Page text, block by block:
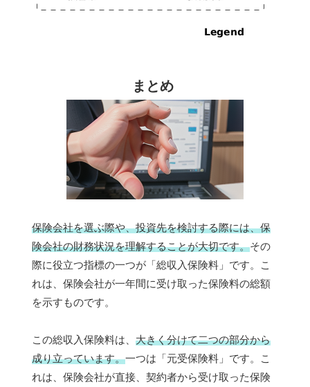
まとめ
保険会社を選ぶ際や、投資先を検討する際には、保
険会社の財務状況を理解することが大切です。その
際に役立つ指標の一つが「総収入保険料」です。こ
れは、保険会社が一年間に受け取った保険料の総額
を示すものです。
この総収入保険料は、 大きく分けて二つの部分から
成り立っています。一つは「元受保険料」です。こ
れは、保険会社が直接、契約者から受け取った保険